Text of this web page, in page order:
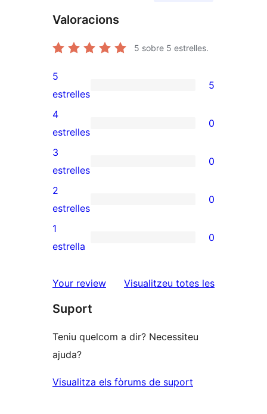
Valoracions
5 sobre 5 estrelles.
5
valoracions
de
5
estrelles
5
estrelles
5
0
valoracions
de
4
estrelles
4
estrelles
0
0
valoracions
de
3
estrelles
3
estrelles
0
0
valoracions
de
estrelles
2
estrelles
0
0
de
estrelles
1
estrella
0
Your review Visualitzeu totes lesressenyes
Suport
Teniu quelcom a dir? Necessiteu
ajuda?
Visualitza els fòrums de suport